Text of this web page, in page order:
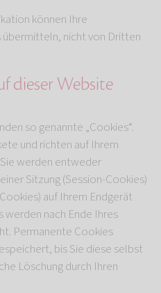
können Ihre
übermitteln, nicht von Dritten
dieser Website
so genannte „Cookies“.
und richten auf Ihrem
werden entweder
Sitzung (Session-Cookies)
auf Ihrem Endgerät
nach Ende Ihres
Permanente Cookies
bis Sie diese selbst
Löschung durch Ihren